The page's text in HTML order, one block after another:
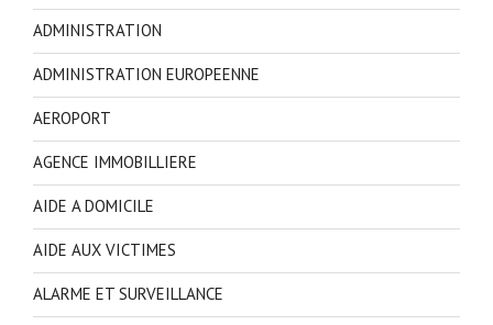
ADMINISTRATION
ADMINISTRATION EUROPEENNE
AEROPORT
AGENCE IMMOBILLIERE
AIDE A DOMICILE
AIDE AUX VICTIMES
ALARME ET SURVEILLANCE